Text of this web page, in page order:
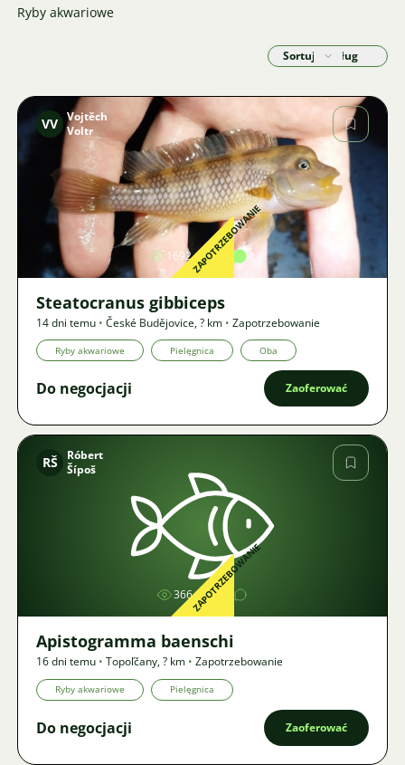
Ryby akwariowe
Sortuj według
Zdjęcie
VV Vojtěch
Voltr
1692 3 1
ZAPOTRZEBOWANIE
Steatocranus gibbiceps
14 dni temu • České Budějovice,? km • Zapotrzebowanie
Ryby akwariowe Pielęgnica Oba
Do negocjacji Zaoferować
Zdjęcie
RŠ
Róbert
Šípoš
366 1
ZAPOTRZEBOWANIE
Apistogramma baenschi
16 dni temu • Topoľčany,? km • Zapotrzebowanie
Ryby akwariowe Pielęgnica
Do negocjacji Zaoferować